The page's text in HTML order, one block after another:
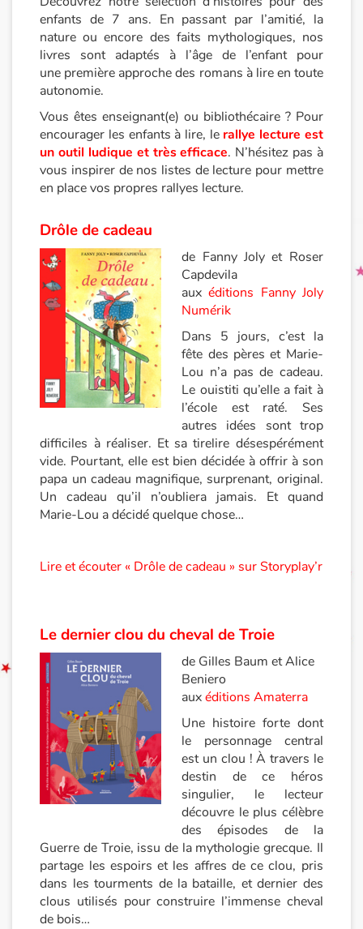
Princesses et princes, rois, reines et dragons
Ogres, monstres et sorcières
Héroïnes et héros
Écologie, nature, saisons
Les animaux
Voyage, épopée, enquête, aventure
Autour du monde
Apprentissage
Art, espace, activité
Documentaires
En famille
Quotidien et loisirs
À l'école
Sujets de société
Émotions et sentiments
Formats et illustrations
Catalogue anglais
Aide
Accueil
enfants de 7 ans. En passant par l’amitié, la
nature ou encore des faits mythologiques, nos
livres sont adaptés à l’âge de l’enfant pour
une première approche des romans à lire en toute
autonomie.
Vous êtes enseignant(e) ou bibliothécaire ? Pour
encourager les enfants à lire, le rallye lecture est
un outil ludique et très efficace. N’hésitez pas à
vous inspirer de nos listes de lecture pour mettre
en place vos propres rallyes lecture.
Drôle de cadeau
de Fanny Joly et Roser
Capdevila
auxéditions Fanny Joly
Numérik
Dans 5 jours, c’est la
fête des pères et Marie-
Lou n’a pas de cadeau.
Le ouistiti qu’elle a fait à
l’école est raté. Ses
autres idées sont trop
difficiles à réaliser. Et sa tirelire désespérément
vide. Pourtant, elle est bien décidée à offrir à son
papa un cadeau magnifique, surprenant, original.
Un cadeau qu’il n’oubliera jamais. Et quand
Marie-Lou a décidé quelque chose…
Lire et écouter « Drôle de cadeau » sur Storyplay’r
Le dernier clou du cheval de Troie
de Gilles Baum et Alice
Beniero
auxéditions Amaterra
Une histoire forte dont
le personnage central
est un clou ! À travers le
destin de ce héros
singulier, le lecteur
découvre le plus célèbre
des épisodes de la
Guerre de Troie, issu de la mythologie grecque. Il
partage les espoirs et les affres de ce clou, pris
dans les tourments de la bataille, et dernier des
clous utilisés pour construire l’immense cheval
de bois…